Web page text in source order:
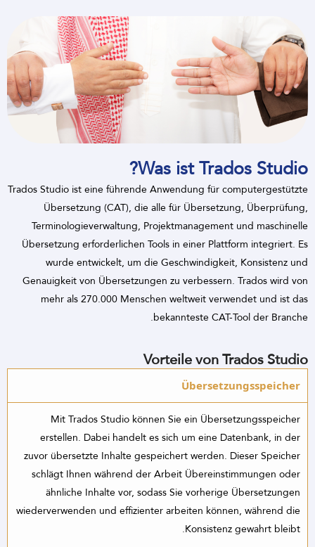
Was ist Trados Studio?
Trados Studio ist eine führende Anwendung für computergestützte
Übersetzung (CAT), die alle für Übersetzung, Überprüfung,
Terminologieverwaltung, Projektmanagement und maschinelle
Übersetzung erforderlichen Tools in einer Plattform integriert. Es
wurde entwickelt, um die Geschwindigkeit, Konsistenz und
Genauigkeit von Übersetzungen zu verbessern. Trados wird von
mehr als 270.000 Menschen weltweit verwendet und ist das
bekannteste CAT-Tool der Branche.
Vorteile von Trados Studio
Übersetzungsspeicher
Mit Trados Studio können Sie ein Übersetzungsspeicher
erstellen. Dabei handelt es sich um eine Datenbank, in der
zuvor übersetzte Inhalte gespeichert werden. Dieser Speicher
schlägt Ihnen während der Arbeit Übereinstimmungen oder
ähnliche Inhalte vor, sodass Sie vorherige Übersetzungen
wiederverwenden und effizienter arbeiten können, während die
Konsistenz gewahrt bleibt.